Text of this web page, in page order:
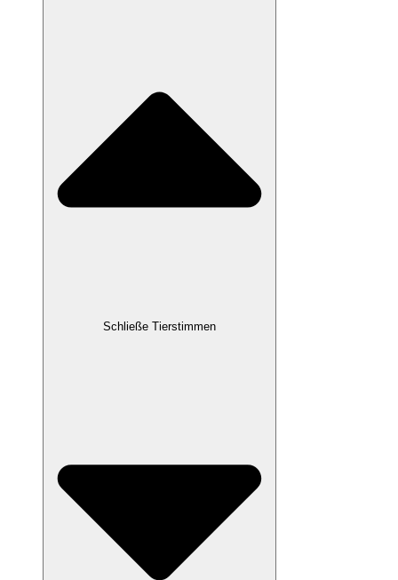
Schließe Tierstimmen